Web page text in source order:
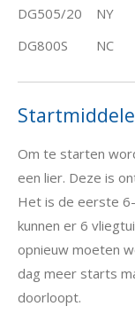
DG505/20 NY
DG800S
NC
Om te starten
een lier. Deze is
Het is de eerste
kunnen er 6
opnieuw moeten
dag meer starts
doorloopt.